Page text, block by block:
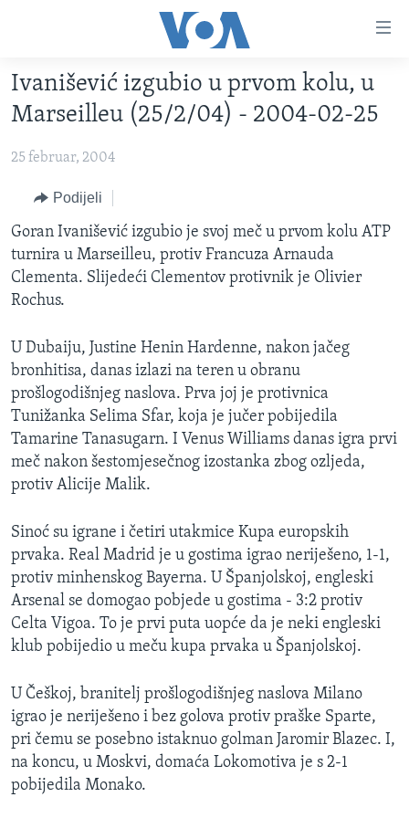
glavni
sadržaj
na
navigaciju
Idi
na
pretragu
FOTOGRAFIJE DANA
VIJESTI
SJEDINJENE AMERIČKE DRŽAVE
BOSNA I HERCEGOVINA
SVIJET
NAUKA I TEHNOLOGIJA
SPECIJALNI PROJEKTI
KORUPCIJA
ŽENSKA STRANA
IZBJEGLIČKA STRANA
MAGAZIN
O GLASU AMERIKE
PRATITE NAS
Jezici
Ivanišević izgubio u prvom kolu, u
Marseilleu (25/2/04) - 2004-02-25
25 februar, 2004
Podijeli
Goran Ivanišević izgubio je svoj meč u prvom kolu ATP
turnira u Marseilleu, protiv Francuza Arnauda
Clementa. Slijedeći Clementov protivnik je Olivier
Rochus.
U Dubaiju, Justine Henin Hardenne, nakon jačeg
bronhitisa, danas izlazi na teren u obranu
prošlogodišnjeg naslova. Prva joj je protivnica
Tunižanka Selima Sfar, koja je jučer pobijedila
Tamarine Tanasugarn. I Venus Williams danas igra prvi
meč nakon šestomjesečnog izostanka zbog ozljeda,
protiv Alicije Malik.
Sinoć su igrane i četiri utakmice Kupa europskih
prvaka. Real Madrid je u gostima igrao neriješeno, 1-1,
protiv minhenskog Bayerna. U Španjolskoj, engleski
Arsenal se domogao pobjede u gostima - 3:2 protiv
Celta Vigoa. To je prvi puta uopće da je neki engleski
klub pobijedio u meču kupa prvaka u Španjolskoj.
U Češkoj, branitelj prošlogodišnjeg naslova Milano
igrao je neriješeno i bez golova protiv praške Sparte,
pri čemu se posebno istaknuo golman Jaromir Blazec. I,
na koncu, u Moskvi, domaća Lokomotiva je s 2-1
pobijedila Monako.